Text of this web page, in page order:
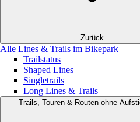
Zurück
Alle Lines & Trails im Bikepark
Trailstatus
Shaped Lines
Singletrails
Long Lines & Trails
Trails, Touren & Routen ohne